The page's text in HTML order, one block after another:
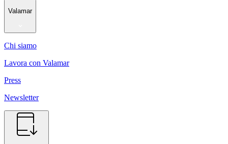
Valamar
Chi siamo
Lavora con Valamar
Press
Newsletter